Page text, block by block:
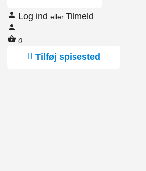
Log ind eller Tilmeld
0
Tilføj spisested